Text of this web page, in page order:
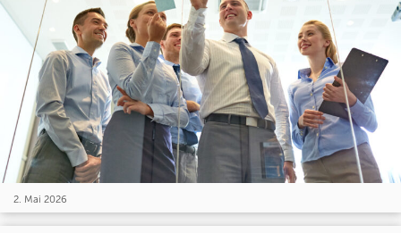
2. Mai 2026